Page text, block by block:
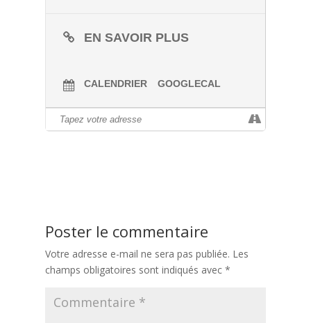
EN SAVOIR PLUS
CALENDRIER GOOGLECAL
Poster le commentaire
Votre adresse e-mail ne sera pas publiée. Les
champs obligatoires sont indiqués avec *